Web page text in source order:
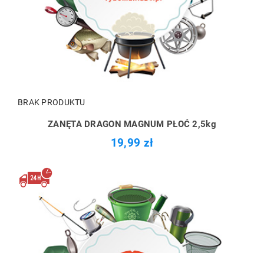
BRAK PRODUKTU
ZANĘTA DRAGON MAGNUM PŁOĆ 2,5kg
19,99 zł